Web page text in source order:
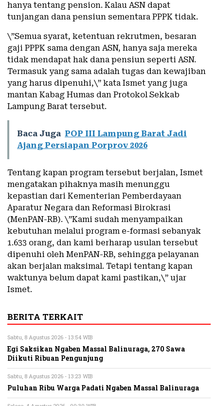
hanya tentang pension. Kalau ASN dapat
tunjangan dana pensiun sementara PPPK tidak.
\”Semua syarat, ketentuan rekrutmen, besaran
gaji PPPK sama dengan ASN, hanya saja mereka
tidak mendapat hak dana pensiun seperti ASN.
Termasuk yang sama adalah tugas dan kewajiban
yang harus dipenuhi,\” kata Ismet yang juga
mantan Kabag Humas dan Protokol Sekkab
Lampung Barat tersebut.
Baca Juga POP III Lampung Barat Jadi
Ajang Persiapan Porprov 2026
Tentang kapan program tersebut berjalan, Ismet
mengatakan pihaknya masih menunggu
kepastian dari Kementerian Pemberdayaan
Aparatur Negara dan Reformasi Birokrasi
(MenPAN-RB). \”Kami sudah menyampaikan
kebutuhan melalui program e-formasi sebanyak
1.633 orang, dan kami berharap usulan tersebut
dipenuhi oleh MenPAN-RB, sehingga pelayanan
akan berjalan maksimal. Tetapi tentang kapan
waktunya belum dapat kami pastikan,\” ujar
Ismet.
BERITA TERKAIT
Sabtu, 8 Agustus 2026 - 13:54 WIB
Egi Saksikan Ngaben Massal Balinuraga, 270 Sawa
Diikuti Ribuan Pengunjung
Sabtu, 8 Agustus 2026 - 13:23 WIB
Puluhan Ribu Warga Padati Ngaben Massal Balinuraga